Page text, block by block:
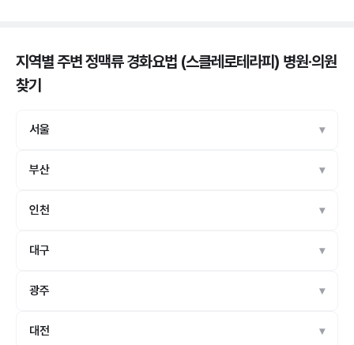
지역별 주변 정맥류 경화요법 (스클레로테라피) 병원·의원
찾기
서울
부산
인천
대구
광주
대전